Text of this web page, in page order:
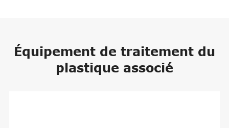
Équipement de traitement du
plastique associé